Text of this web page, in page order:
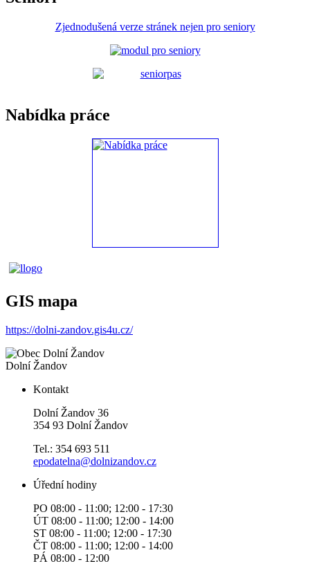
Zjednodušená verze stránek nejen pro seniory
Nabídka práce
GIS mapa
https://dolni-zandov.gis4u.cz/
Dolní Žandov
Kontakt
Dolní Žandov 36
354 93 Dolní Žandov
Tel.: 354 693 511
epodatelna@dolnizandov.cz
Úřední hodiny
PO 08:00 - 11:00; 12:00 - 17:30
ÚT 08:00 - 11:00; 12:00 - 14:00
ST 08:00 - 11:00; 12:00 - 17:30
ČT 08:00 - 11:00; 12:00 - 14:00
PÁ 08:00 - 12:00